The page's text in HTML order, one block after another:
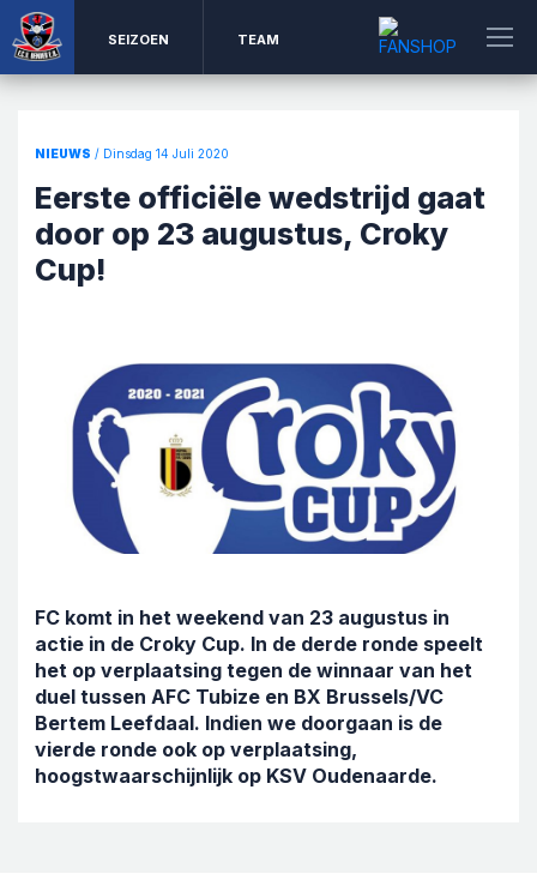
SEIZOEN TEAM
NIEUWS / Dinsdag 14 Juli 2020
Eerste officiële wedstrijd gaat
door op 23 augustus, Croky
Cup!
FC komt in het weekend van 23 augustus in
actie in de Croky Cup. In de derde ronde speelt
het op verplaatsing tegen de winnaar van het
duel tussen AFC Tubize en BX Brussels/VC
Bertem Leefdaal. Indien we doorgaan is de
vierde ronde ook op verplaatsing,
hoogstwaarschijnlijk op KSV Oudenaarde.